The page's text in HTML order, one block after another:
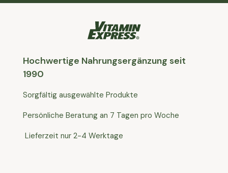
Hochwertige Nahrungsergänzung seit
1990
Sorgfältig ausgewählte Produkte
Persönliche Beratung an 7 Tagen pro Woche
Lieferzeit nur 2-4 Werktage